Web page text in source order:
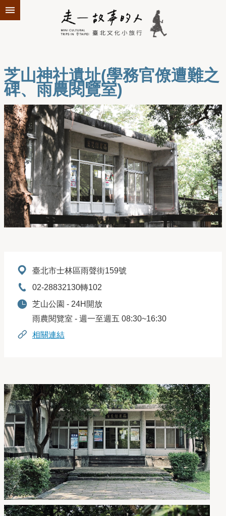
跳到主要內容區塊
芝山神社遺址(學務官僚遭難之
碑、雨農閱覽室)
地址：臺北市士林區雨聲街159號
電話：02-28832130轉102
開放時間：
芝山公園 - 24H開放
雨農閱覽室 - 週一至週五 08:30~16:30
相關連結